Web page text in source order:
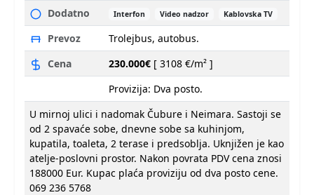
Dodatno
Interfon Video nadzor Kablovska TV
Prevoz
Trolejbus, autobus.
Cena
230.000€ [ 3108 €/m² ]
Provizija: Dva posto.
U mirnoj ulici i nadomak Čubure i Neimara. Sastoji se
od 2 spavaće sobe, dnevne sobe sa kuhinjom,
kupatila, toaleta, 2 terase i predsoblja. Uknjižen je kao
atelje-poslovni prostor. Nakon povrata PDV cena znosi
188000 Eur. Kupac plaća proviziju od dva posto cene.
069 236 5768